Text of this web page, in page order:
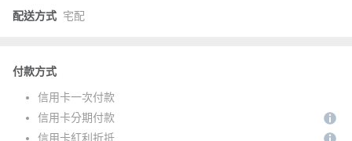
配送方式 宅配
付款方式
信用卡一次付款
信用卡分期付款
信用卡紅利折抵